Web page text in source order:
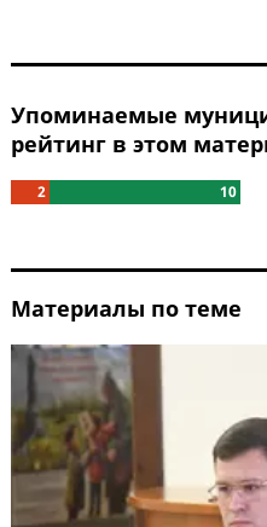
Упоминаемые
рейтинг в этом
2 10
Материалы по теме